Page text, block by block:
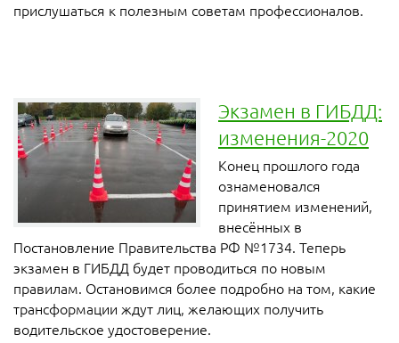
прислушаться к полезным советам профессионалов.
Экзамен в ГИБДД:
изменения-2020
Конец прошлого года
ознаменовался
принятием изменений,
внесённых в
Постановление Правительства РФ №1734. Теперь
экзамен в ГИБДД будет проводиться по новым
правилам. Остановимся более подробно на том, какие
трансформации ждут лиц, желающих получить
водительское удостоверение.